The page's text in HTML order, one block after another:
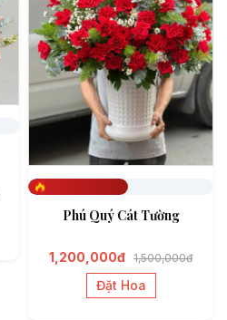
Phú Quý Cát Tường
1,200,000đ 1,500,000đ
Đặt Hoa